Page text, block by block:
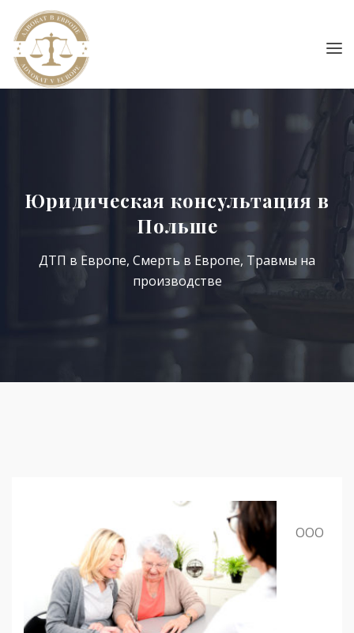
Юридическая консультация в
Польше
ДТП в Европе, Смерть в Европе, Травмы на
производстве
ООО